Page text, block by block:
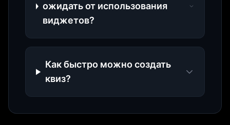
ожидать от использования
виджетов?
Как быстро можно создать
квиз?